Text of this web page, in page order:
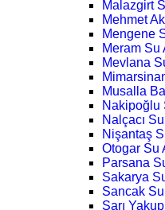
Malazgirt
Mehmet
Mengene
Meram Su
Mevlana
Musalla
Nakipoğlu
Nalçacı
Nişantaş
Otogar Su
Parsana
Sakarya
Sancak Su
Sarı